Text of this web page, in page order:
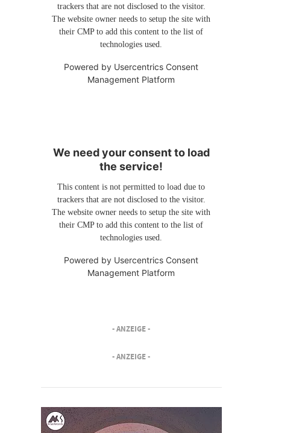
trackers that are not disclosed to the visitor.
The website owner needs to setup the site with
their CMP to add this content to the list of
technologies used.
Powered by Usercentrics Consent
Management Platform
We need your consent to load
the service!
This content is not permitted to load due to
trackers that are not disclosed to the visitor.
The website owner needs to setup the site with
their CMP to add this content to the list of
technologies used.
Powered by Usercentrics Consent
Management Platform
- ANZEIGE -
- ANZEIGE -